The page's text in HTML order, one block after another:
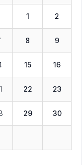
1 2
8 9
15 16
22 23
29 30